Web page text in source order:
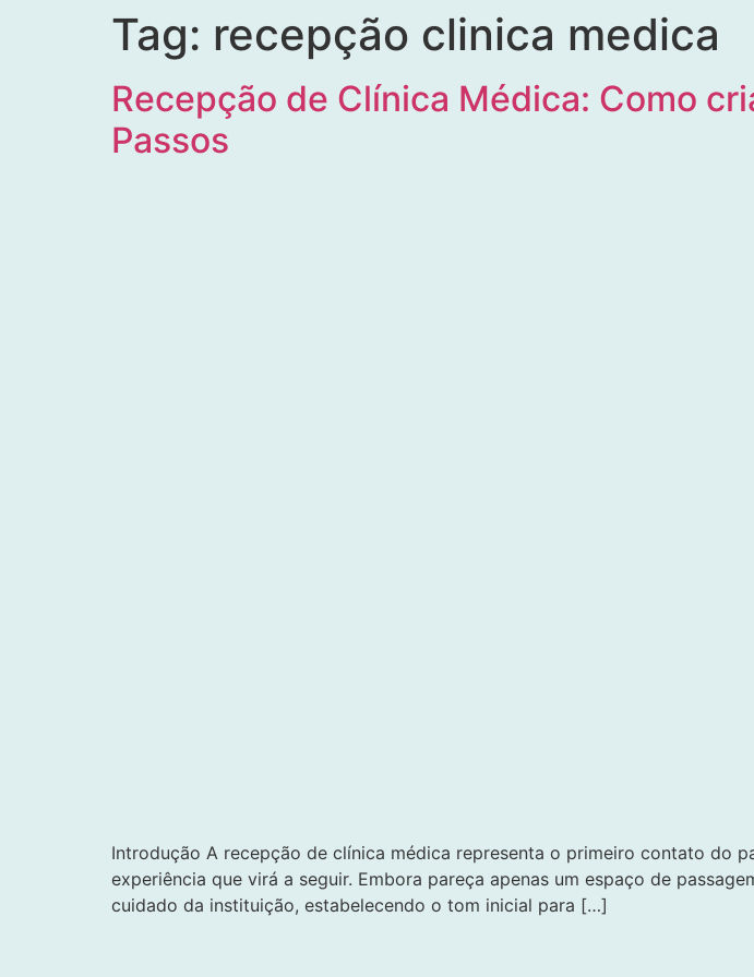
Tag: recepção clinica medica
Recepção de Clínica Médica: Como
Passos
Introdução A recepção de clínica médica representa o primeiro contato do
experiência que virá a seguir. Embora pareça apenas um espaço de
cuidado da instituição, estabelecendo o tom inicial para […]